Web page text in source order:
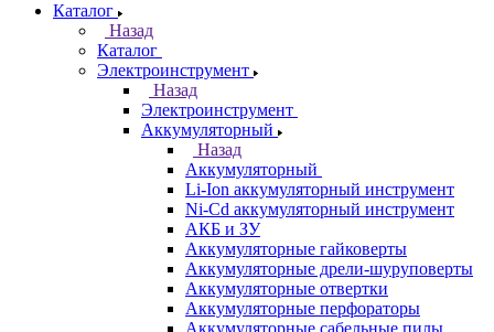
Каталог
Назад
Каталог
Электроинструмент
Назад
Электроинструмент
Аккумуляторный
Назад
Аккумуляторный
Li-Ion аккумуляторный инструмент
Ni-Cd аккумуляторный инструмент
АКБ и ЗУ
Аккумуляторные гайковерты
Аккумуляторные дрели-шуруповерты
Аккумуляторные отвертки
Аккумуляторные перфораторы
Аккумуляторные сабельные пилы